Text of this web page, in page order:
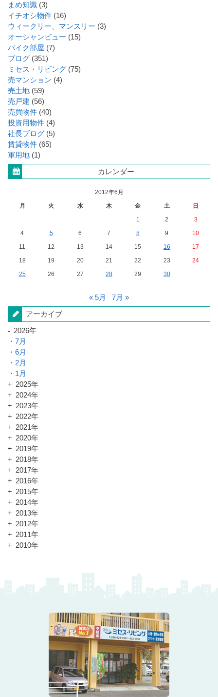
まめ知識 (3)
イチオシ物件 (16)
ウィークリー、マンスリー (3)
オーシャンビュー (15)
バイク部屋 (7)
ブログ (351)
ミセス・リビング (75)
売マンション (4)
売土地 (59)
売戸建 (56)
売買物件 (40)
投資用物件 (4)
社長ブログ (5)
賃貸物件 (65)
軍用地 (1)
カレンダー
2012年6月
月
火 水 木 金 土
日
1
2
3
4
5 6 7 8 9
10
11
12 13 14 15 16
17
18
19 20 21 22 23
24
25
26 27 28 29 30
« 5月 7月 »
アーカイブ
2026年
7月
6月
2月
1月
2025年
2024年
2023年
2022年
2021年
2020年
2019年
2018年
2017年
2016年
2015年
2014年
2013年
2012年
2011年
2010年